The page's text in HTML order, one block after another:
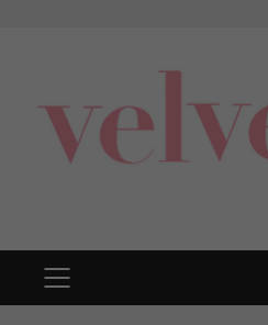
PRIMARY
MENU